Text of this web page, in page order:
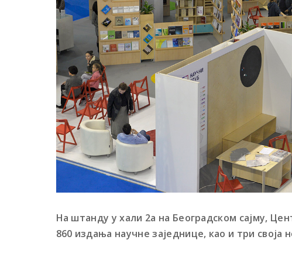
На штанду у хали 2а на Београдском сајму,
860 издања научне заједнице, као и три своја